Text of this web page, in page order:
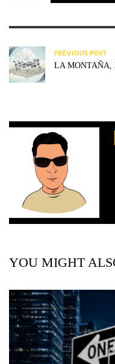
PREVIOUS POST
LA MONTAÑA,
YOU MIGHT